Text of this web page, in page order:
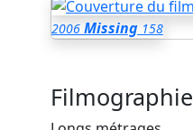
2006 Missing 158
Filmographie